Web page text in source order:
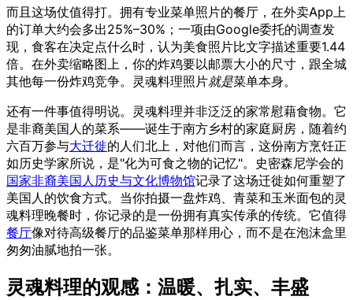
而且这场仗值得打。拥有专业菜单照片的餐厅，在外卖App上
的订单大约会多出25%–30%；一项由Google委托的调查发
现，食客在决定点什么时，认为美食照片比文字描述重要1.44
倍。在外卖缩略图上，你的炸鸡要以邮票大小的尺寸，跟全城
其他每一份炸鸡竞争。灵魂料理照片就是菜单本身。
还有一件事值得明说。灵魂料理并非泛泛的家常慰藉食物。它
是非裔美国人的菜系——诞生于南方乡村的家庭厨房，随着约
六百万参与大迁徙的人们北上，对他们而言，这份南方烹饪正
如历史学家所说，是"化为可食之物的记忆"。史密森尼学会的
国家非裔美国人历史与文化博物馆记录了这场迁徙如何重塑了
美国人的饮食方式。当你拍摄一盘炸鸡、青菜和玉米面包的灵
魂料理晚餐时，你记录的是一份拥有真实传承的传统。它值得
餐厅像对待高级餐厅的品鉴菜单那样用心，而不是在泡沫盒里
匆匆油腻地拍一张。
灵魂料理的观感：温暖、扎实、丰盛